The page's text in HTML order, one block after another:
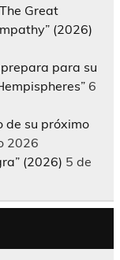
Great
(2026)
para su
6
de su próximo
2026
(2026) 5 de